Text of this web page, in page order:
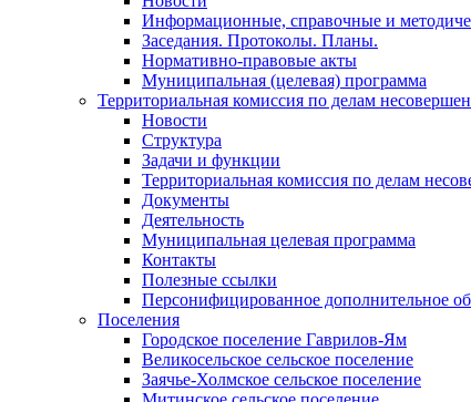
Информационные, справочные и
Заседания. Протоколы. Планы.
Нормативно-правовые акты
Муниципальная (целевая) программа
Территориальная комиссия по делам
Новости
Структура
Задачи и функции
Территориальная комиссия по делам
Документы
Деятельность
Муниципальная целевая программа
Контакты
Полезные ссылки
Персонифицированное дополнительное
Поселения
Городское поселение Гаврилов-Ям
Великосельское сельское поселение
Заячье-Холмское сельское поселение